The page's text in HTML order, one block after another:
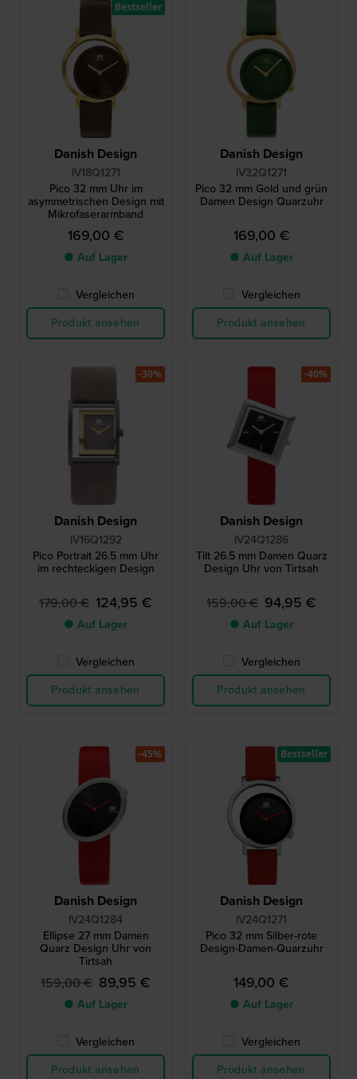
Danish Design
IV18Q1271
Pico 32 mm Uhr im
asymmetrischen Design mit
Mikrofaserarmband
169,00 €
● Auf Lager
Vergleichen
Produkt ansehen
Bestseller
Danish Design
IV32Q1271
Pico 32 mm Gold und grün
Damen Design Quarzuhr
169,00 €
● Auf Lager
Vergleichen
Produkt ansehen
Danish Design
IV16Q1292
Pico Portrait 26.5 mm Uhr
im rechteckigen Design
179,00 € 124,95 €
● Auf Lager
Vergleichen
Produkt ansehen
-30%
Danish Design
IV24Q1286
Tilt 26.5 mm Damen Quarz
Design Uhr von Tirtsah
159,00 € 94,95 €
● Auf Lager
Vergleichen
Produkt ansehen
-40%
Danish Design
IV24Q1284
Ellipse 27 mm Damen
Quarz Design Uhr von
Tirtsah
159,00 € 89,95 €
● Auf Lager
Vergleichen
Produkt ansehen
-45%
Danish Design
IV24Q1271
Pico 32 mm Silber-rote
Design-Damen-Quarzuhr
149,00 €
● Auf Lager
Vergleichen
Produkt ansehen
Bestseller